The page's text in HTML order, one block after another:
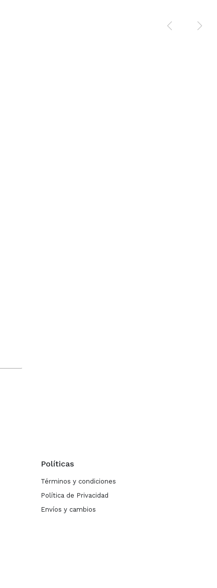
Políticas
Términos y condiciones
Política de Privacidad
Envíos y cambios